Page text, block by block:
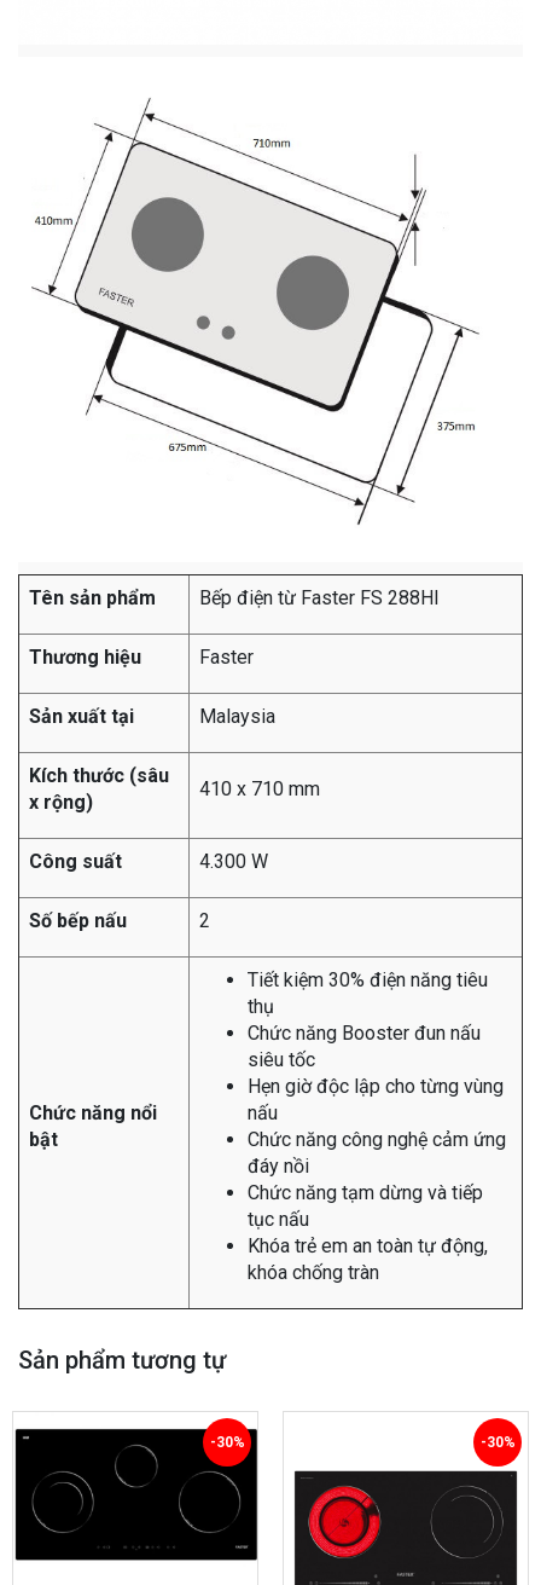
Tên sản phẩm Bếp điện từ Faster FS 288HI
Thương hiệu Faster
Sản xuất tại Malaysia
Kích thước (sâu
x rộng)
410 x 710 mm
Công suất 4.300 W
Số bếp nấu 2
Chức năng nổi
bật
Tiết kiệm 30% điện năng tiêu
thụ
Chức năng Booster đun nấu
siêu tốc
Hẹn giờ độc lập cho từng vùng
nấu
Chức năng công nghệ cảm ứng
đáy nồi
Chức năng tạm dừng và tiếp
tục nấu
Khóa trẻ em an toàn tự động,
khóa chống tràn
Sản phẩm tương tự
-30% -30%